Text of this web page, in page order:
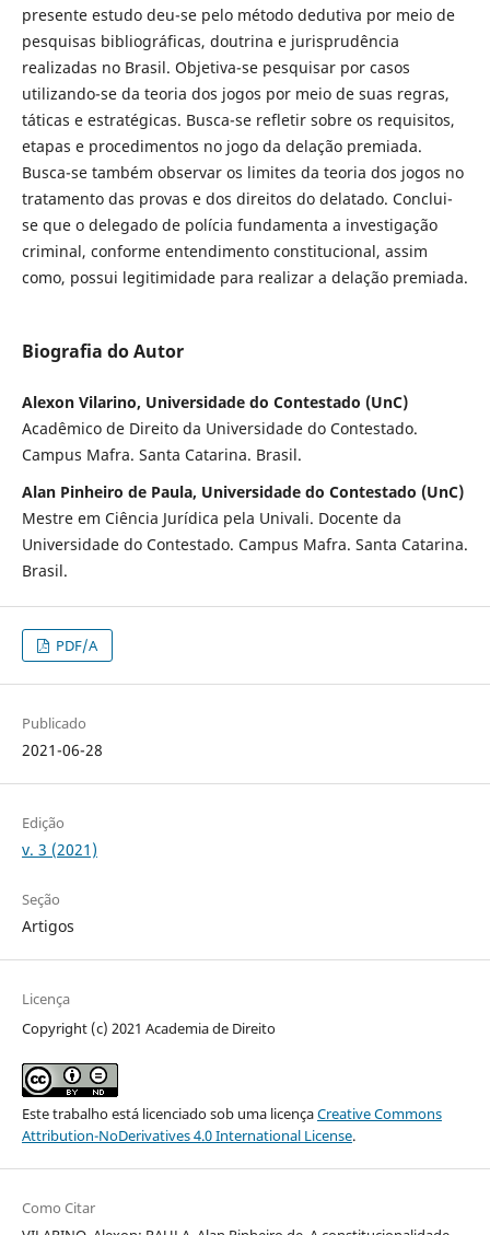
presente estudo deu-se pelo método dedutiva por meio de
pesquisas bibliográficas, doutrina e jurisprudência
realizadas no Brasil. Objetiva-se pesquisar por casos
utilizando-se da teoria dos jogos por meio de suas regras,
táticas e estratégicas. Busca-se refletir sobre os requisitos,
etapas e procedimentos no jogo da delação premiada.
Busca-se também observar os limites da teoria dos jogos no
tratamento das provas e dos direitos do delatado. Conclui-
se que o delegado de polícia fundamenta a investigação
criminal, conforme entendimento constitucional, assim
como, possui legitimidade para realizar a delação premiada.
Biografia do Autor
Alexon Vilarino, Universidade do Contestado (UnC)
Acadêmico de Direito da Universidade do Contestado.
Campus Mafra. Santa Catarina. Brasil.
Alan Pinheiro de Paula, Universidade do Contestado (UnC)
Mestre em Ciência Jurídica pela Univali. Docente da
Universidade do Contestado. Campus Mafra. Santa Catarina.
Brasil.
PDF/A
Publicado
2021-06-28
Edição
v. 3 (2021)
Seção
Artigos
Licença
Copyright (c) 2021 Academia de Direito
Este trabalho está licenciado sob uma licençaCreative Commons
Attribution-NoDerivatives 4.0 International License.
Como Citar